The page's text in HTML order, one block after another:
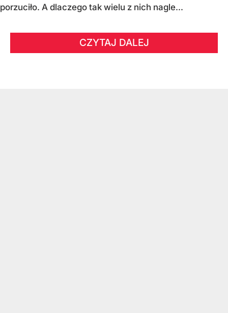
porzuciło. A dlaczego tak wielu z nich nagle...
CZYTAJ DALEJ